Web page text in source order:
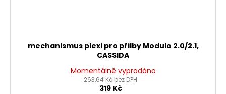
mechanismus plexi pro přilby Modulo 2.0/2.1,
CASSIDA
Momentálně vyprodáno
263,64 Kč bez DPH
319 Kč